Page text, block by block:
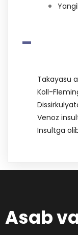
-
Takayasu
Koll-
Venoz
Insultga
Asab